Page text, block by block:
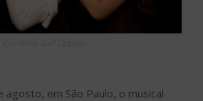
agosto, em São Paulo, o musical